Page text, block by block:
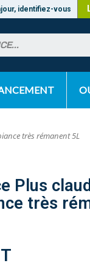
identifiez-vous
très rémanent 5L
Plus
très